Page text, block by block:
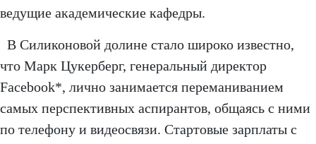
ведущие академические кафедры.
В Силиконовой долине стало широко известно,
что Марк Цукерберг, генеральный директор
Facebook*, лично занимается переманиванием
самых перспективных аспирантов, общаясь с ними
по телефону и видеосвязи. Стартовые зарплаты с